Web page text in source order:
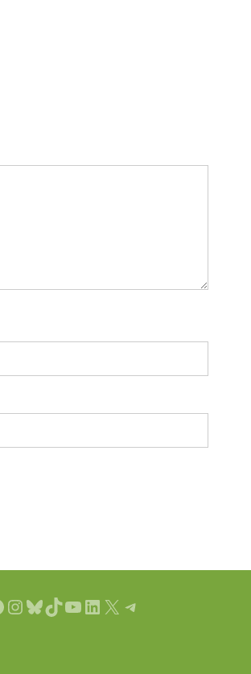
Instagram
Bluesky
TikTok
YouTube
LinkedIn
X Telegram